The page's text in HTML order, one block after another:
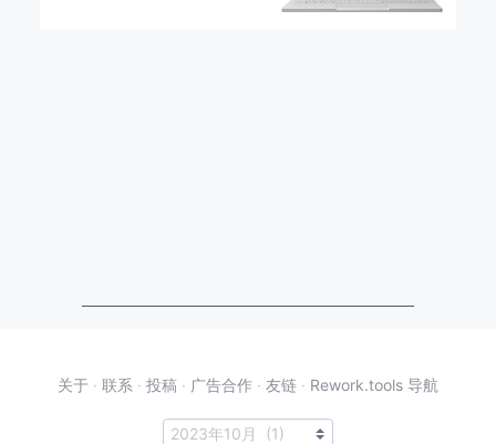
关于 · 联系 · 投稿 · 广告合作 · 友链 · Rework.tools 导航